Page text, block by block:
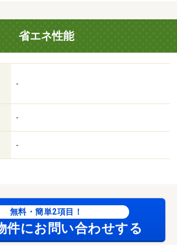
省エネ性能
-
-
-
無料・簡単2項目！
件にお問い合わせする